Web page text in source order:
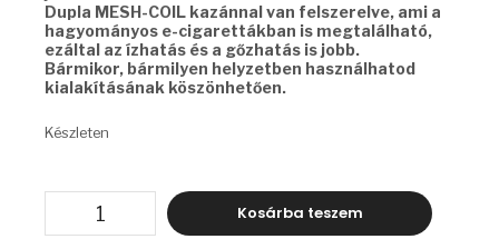
Dupla MESH-COIL kazánnal van felszerelve, ami a
hagyományos e-cigarettákban is megtalálható,
ezáltal az ízhatás és a gőzhatás is jobb.
Bármikor, bármilyen helyzetben használhatod
kialakításának köszönhetően.
Készleten
-
Kosárba teszem